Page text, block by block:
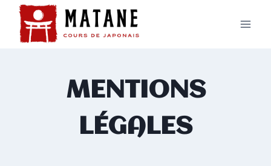
Aller
contenu
MENTIONS
LÉGALES